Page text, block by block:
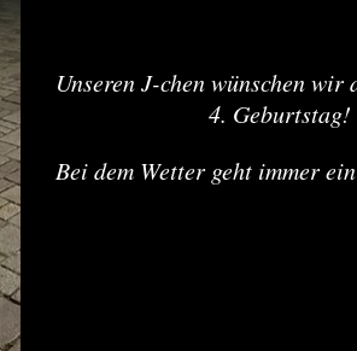
Unseren J-chen wünschen wir
4. Geburtstag!
Bei dem Wetter geht immer